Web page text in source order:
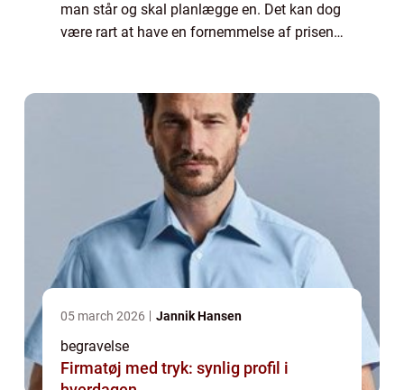
man står og skal planlægge en. Det kan dog
være rart at have en fornemmelse af prisen,
05 march 2026 Jannik Hansen
begravelse
Firmatøj med tryk: synlig profil i